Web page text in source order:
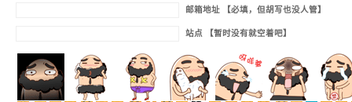
邮箱地址 【必填，但胡写也没人管】
站点 【暂时没有就空着吧】